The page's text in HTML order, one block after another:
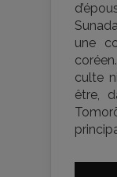
une
culte
être,